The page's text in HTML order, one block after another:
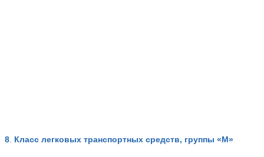
8 Класс легковых транспортных средств, группы «M»